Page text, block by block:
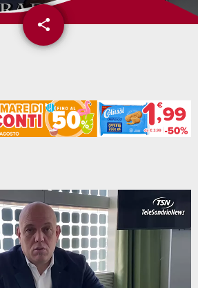
share
email